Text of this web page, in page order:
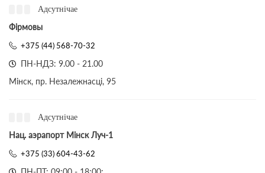
Адсутнічае
Фірмовы
+375 (44) 568-70-32
ПН-НДЗ: 9.00 - 21.00
Мінск, пр. Незалежнасці, 95
Адсутнічае
Нац. аэрапорт Мінск Луч-1
+375 (33) 604-43-62